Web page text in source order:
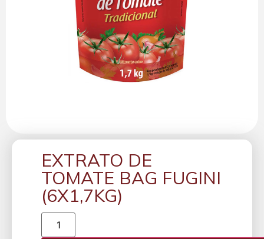
EXTRATO DE
TOMATE BAG FUGINI
(6X1,7KG)